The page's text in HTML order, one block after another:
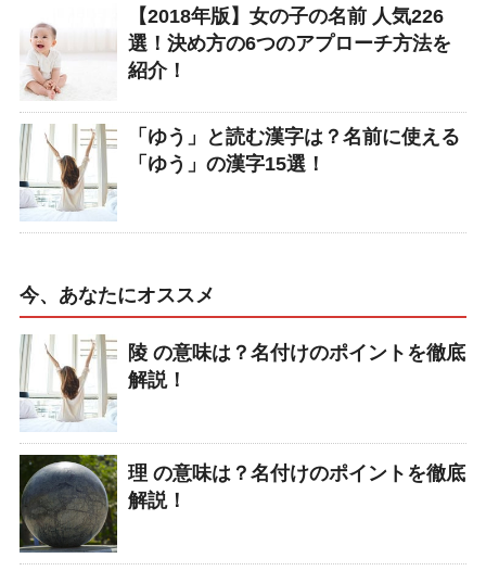
【2018年版】女の子の名前 人気226
選！決め方の6つのアプローチ方法を
紹介！
「ゆう」と読む漢字は？名前に使える
「ゆう」の漢字15選！
今、あなたにオススメ
陵 の意味は？名付けのポイントを徹底
解説！
理 の意味は？名付けのポイントを徹底
解説！